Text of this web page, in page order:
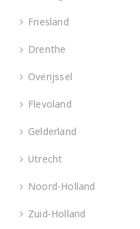
Friesland
Drenthe
Overijssel
Flevoland
Gelderland
Utrecht
Noord-Holland
Zuid-Holland